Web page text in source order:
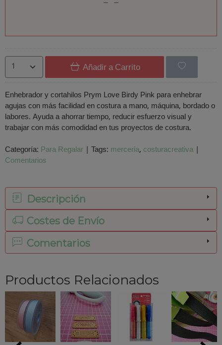
Añadir a Carrito
Enhebrador y cortahilos Prym Love Birdy Pink para enhebrar
agujas con más facilidad en costura a mano, máquina, bordado o
labores. Ayuda a ahorrar tiempo, reducir esfuerzo visual y
trabajar con más comodidad en tus proyectos de costura.
Categoría: Para Regalar | Tags: merceria costuracreativa |
Comentarios
Descripción
Costes de Envío
Comentarios
Productos Relacionados